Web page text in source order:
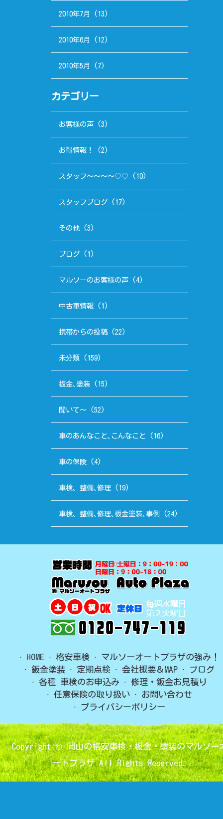
2010年7月 (13)
2010年6月 (12)
2010年5月 (7)
カテゴリー
お客様の声(3)
お得情報！ (2)
スタッフ～～～～♡♡ (10)
スタッフブログ(17)
その他(3)
ブログ(1)
マルソーのお客様の声(4)
中古車情報(1)
携帯からの投稿(22)
未分類 (159)
板金､塗装(15)
聞いて～(52)
車のあんなこと､こんなこと (16)
車の保険(4)
車検、整備､修理 (19)
車検、整備､修理､板金塗装､事例 (24)
HOME 格安車検
マルソーオートプラザの強み！
鈑金塗装
定期点検 会社概要＆MAP
ブログ
各種 車検のお申込み
修理・鈑金お見積り
任意保険の取り扱い
お問い合わせ
プライバシーポリシー
Copyright ©岡山の格安車検・板金・塗装のマルソー
ートプラザAll Rights Reserved.